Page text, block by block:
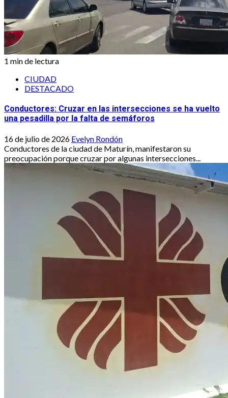
1 min de lectura
CIUDAD
DESTACADO
Conductores: Cruzar en las intersecciones se ha vuelto
una pesadilla por la falta de semáforos
16 de julio de 2026 Evelyn Rondón
Conductores de la ciudad de Maturín, manifestaron su
preocupación porque cruzar por algunas intersecciones...